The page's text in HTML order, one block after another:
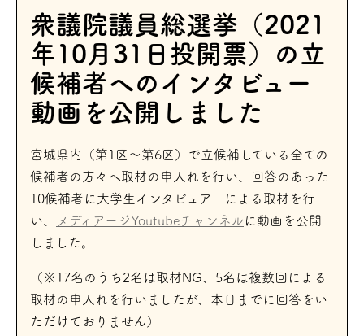
衆議院議員総選挙（2021
年10月31日投開票）の立
候補者へのインタビュー
動画を公開しました
宮城県内（第1区〜第6区）で立候補している全ての
候補者の方々へ取材の申入れを行い、回答のあった
10候補者に大学生インタビュアーによる取材を行
い、
メディアージYoutubeチャンネル に動画を公開
しました。
（※17名のうち2名は取材NG、5名は複数回による
取材の申入れを行いましたが、本日までに回答をい
ただけておりません）